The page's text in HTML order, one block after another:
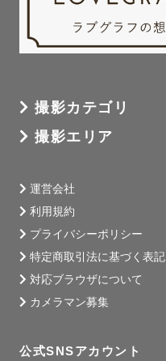
撮影カテゴリ
撮影エリア
運営会社
利用規約
プライバシーポリシー
特定商取引法に基づく表記
対応ブラウザについて
カメラマン募集
公式SNSアカウント